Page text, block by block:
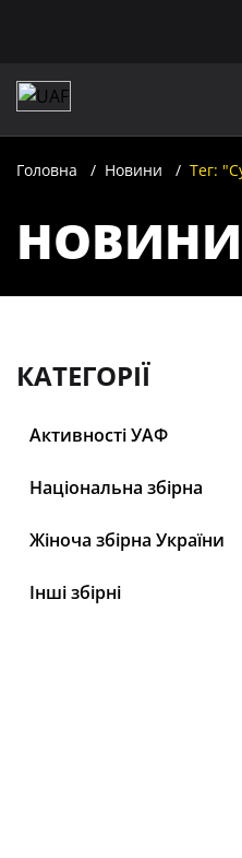
Головна Новини Тег:
НОВИНИ
КАТЕГОРІЇ
Активності УАФ
Національна збірна
Жіноча збірна України
Інші збірні